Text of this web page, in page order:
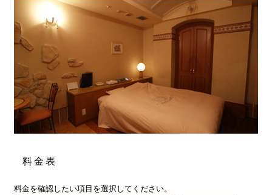
料金表
料金を確認したい項目を選択してください。